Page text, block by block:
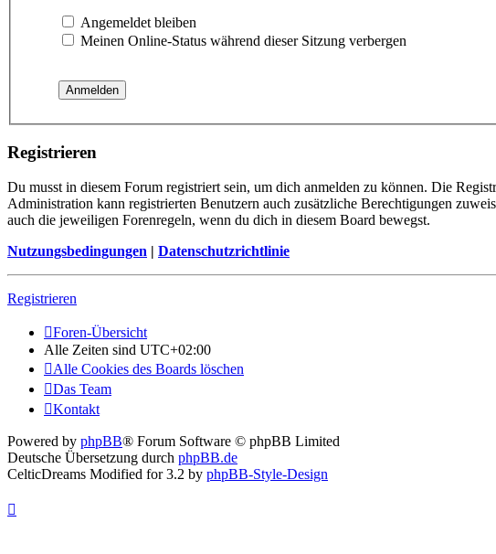
Angemeldet bleiben
Meinen Online-Status während dieser Sitzung verbergen
Registrieren
Du musst in diesem Forum registriert sein, um dich anmelden zu können. Die
Administration kann registrierten Benutzern auch zusätzliche Berechtigungen
auch die jeweiligen Forenregeln, wenn du dich in diesem Board bewegst.
Nutzungsbedingungen | Datenschutzrichtlinie
Registrieren
Foren-Übersicht
Alle Zeiten sind UTC+02:00
Alle Cookies des Boards löschen
Das Team
Kontakt
Powered by phpBB® Forum Software © phpBB Limited
Deutsche Übersetzung durch phpBB.de
CelticDreams Modified for 3.2 by phpBB-Style-Design